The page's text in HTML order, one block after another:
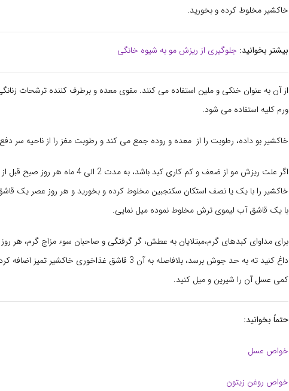
خاکشیر مخلوط کرده و بخورید.
بیشتر بخوانید: جلوگیری از ریزش مو به شیوه‌ خانگی
از آن به عنوان خنکی و ملین استفاده می کنند. مقوی معده و برطرف کننده ترشحات
ورم کلیه استفاده می شود.
خاکشیر بو داده، رطوبت را از معده و روده جمع می کند و رطوبت مغز را از ناحیه سر
اگر علت ریزش مو از ضعف و کم کاری کبد باشد،
خاکشیر را با یک یا نصف استکان سکنجبین مخلوط کرده و بخورید و هر روز عصر یک
با یک قاشق آب لیموی ترش مخلوط نموده میل نمایی.
داغ کنید ته به حد جوش برسد، بلافاصله به آن 3 قاشق غذاخوری
کمی عسل آن را شیرین و میل کنید.
حتماً بخوانید:
خواص عسل
خواص روغن زیتون